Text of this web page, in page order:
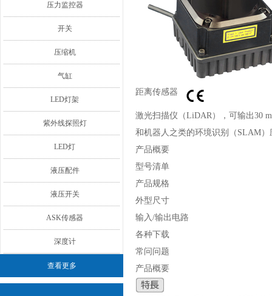
压力监控器
开关
压缩机
气缸
LED灯架
紫外线探照灯
LED灯
液压配件
液压开关
ASK传感器
深度计
查看更多
距离传感器
激光扫描仪（LiDAR），可输出30
和机器人之类的环境识别（SLAM
产品概要
型号清单
产品规格
外型尺寸
输入/输出电路
各种下载
常问问题
产品概要